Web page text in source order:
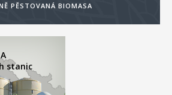
PĚSTOVANÁ BIOMASA
stanic